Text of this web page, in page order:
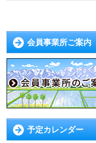
会員事業所ご案内
予定カレンダー